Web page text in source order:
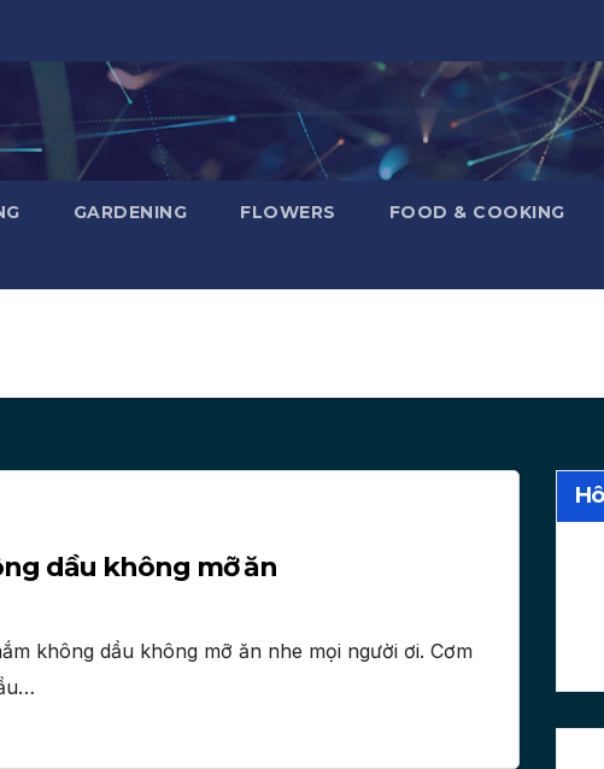
GARDENING FLOWERS FOOD & COOKING
dầu không mỡ ăn
không dầu không mỡ ăn nhe mọi người ơi. Cơm